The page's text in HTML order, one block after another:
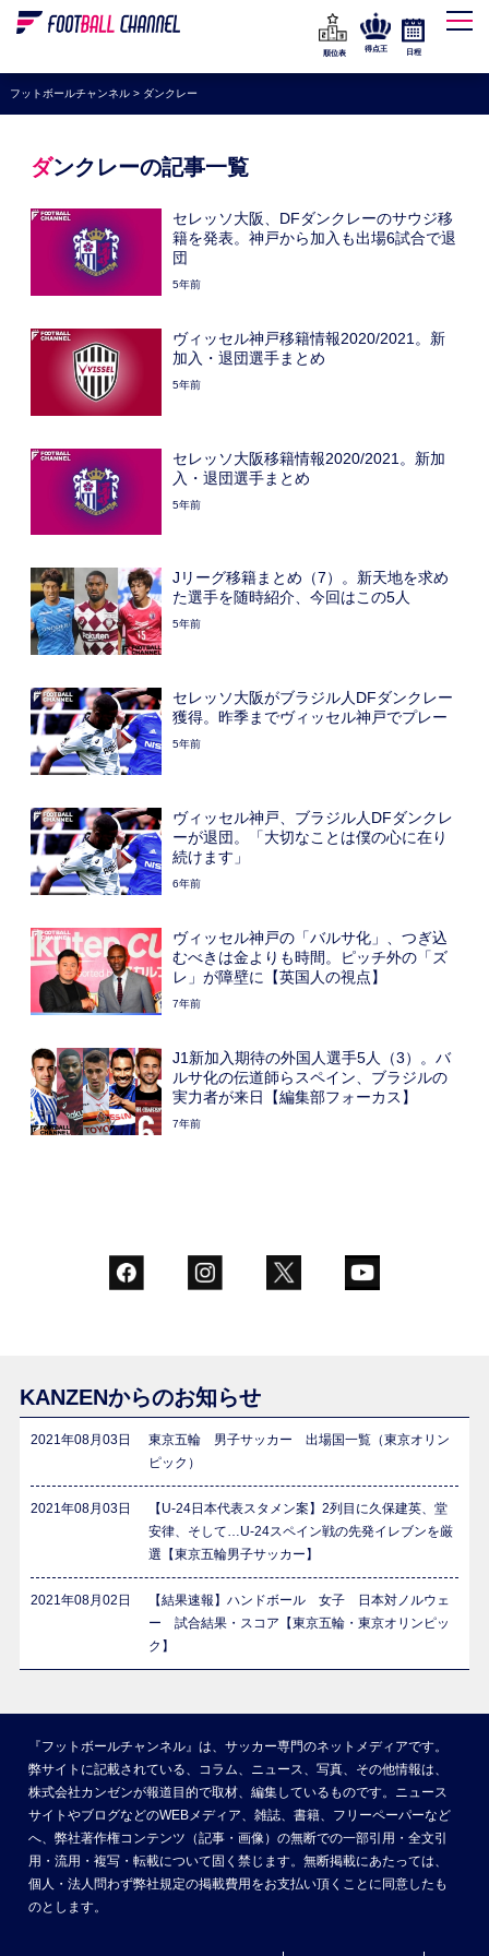
WEリーグ
海外サッカー
プレミアリーグ
ラ・リーガ
ブンデスリーガ
UEFA
高校サッカー
動画
順位表
得点王 日程
フットボールチャンネル> ダンクレー
ダンクレーの記事一覧
セレッソ大阪、DFダンクレーのサウジ移
籍を発表。神戸から加入も出場6試合で退
団
5年前
ヴィッセル神戸移籍情報2020/2021。新
加入・退団選手まとめ
5年前
セレッソ大阪移籍情報2020/2021。新加
入・退団選手まとめ
5年前
Jリーグ移籍まとめ（7）。新天地を求め
た選手を随時紹介、今回はこの5人
5年前
セレッソ大阪がブラジル人DFダンクレー
獲得。昨季までヴィッセル神戸でプレー
5年前
ヴィッセル神戸、ブラジル人DFダンクレ
ーが退団。「大切なことは僕の心に在り
続けます」
6年前
ヴィッセル神戸の「バルサ化」、つぎ込
むべきは金よりも時間。ピッチ外の「ズ
レ」が障壁に【英国人の視点】
7年前
J1新加入期待の外国人選手5人（3）。バ
ルサ化の伝道師らスペイン、ブラジルの
実力者が来日【編集部フォーカス】
7年前
KANZENからのお知らせ
2021年08月03日
東京五輪 男子サッカー 出場国一覧（東京オリン
ピック）
2021年08月03日
【U-24日本代表スタメン案】2列目に久保建英、堂
安律、そして…U-24スペイン戦の先発イレブンを厳
選【東京五輪男子サッカー】
2021年08月02日
【結果速報】ハンドボール 女子 日本対ノルウェ
ー 試合結果・スコア【東京五輪・東京オリンピッ
ク】
『フットボールチャンネル』は、サッカー専門のネットメディアです。
弊サイトに記載されている、コラム、ニュース、写真、その他情報は、
株式会社カンゼンが報道目的で取材、編集しているものです。ニュース
サイトやブログなどのWEBメディア、雑誌、書籍、フリーペーパーなど
へ、弊社著作権コンテンツ（記事・画像）の無断での一部引用・全文引
用・流用・複写・転載について固く禁じます。無断掲載にあたっては、
個人・法人問わず弊社規定の掲載費用をお支払い頂くことに同意したも
のとします。